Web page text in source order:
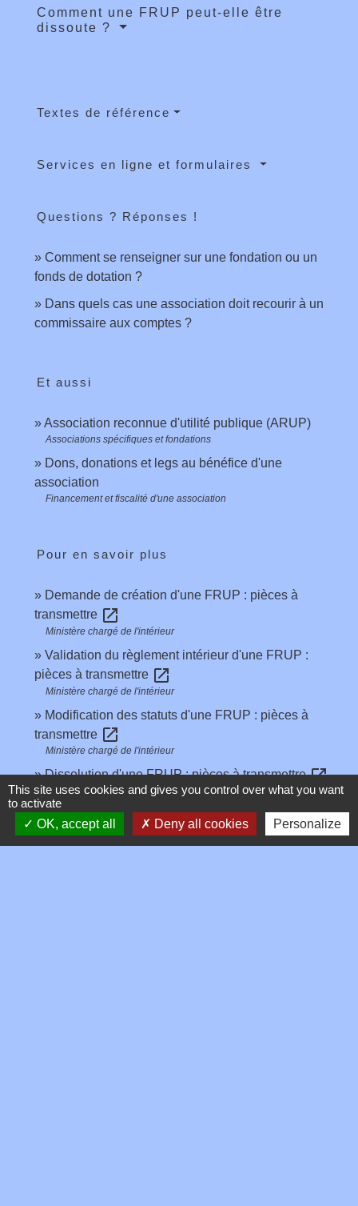
Comment une FRUP peut-elle être
dissoute ?
Textes de référence
Services en ligne et formulaires
Questions ? Réponses !
Comment se renseigner sur une fondation ou un
fonds de dotation ?
Dans quels cas une association doit recourir à un
commissaire aux comptes ?
Et aussi
Association reconnue d'utilité publique (ARUP)
Associations spécifiques et fondations
Dons, donations et legs au bénéfice d'une
association
Financement et fiscalité d'une association
Pour en savoir plus
Demande de création d'une FRUP : pièces à
transmettre open_in_new
Ministère chargé de l'intérieur
Validation du règlement intérieur d'une FRUP :
pièces à transmettre open_in_new
Ministère chargé de l'intérieur
Modification des statuts d'une FRUP : pièces à
transmettre open_in_new
Ministère chargé de l'intérieur
Dissolution d'une FRUP : pièces à transmettreopen_in_new
Ministère chargé de l'intérieur
Fondation abritéeopen_in_new
Centre français des fonds et fondations
This site uses cookies and gives you control over what you want
to activate
OK, accept all
Deny all cookies Personalize